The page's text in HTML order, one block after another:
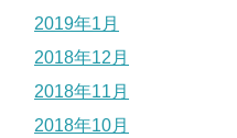
2019年1月
2018年12月
2018年11月
2018年10月